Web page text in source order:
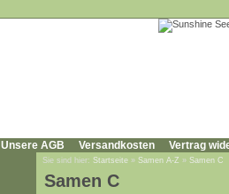
Unsere AGB Versandkosten Vertrag
Sie sind hier: Startseite » Samen A-Z » Samen C
Samen C